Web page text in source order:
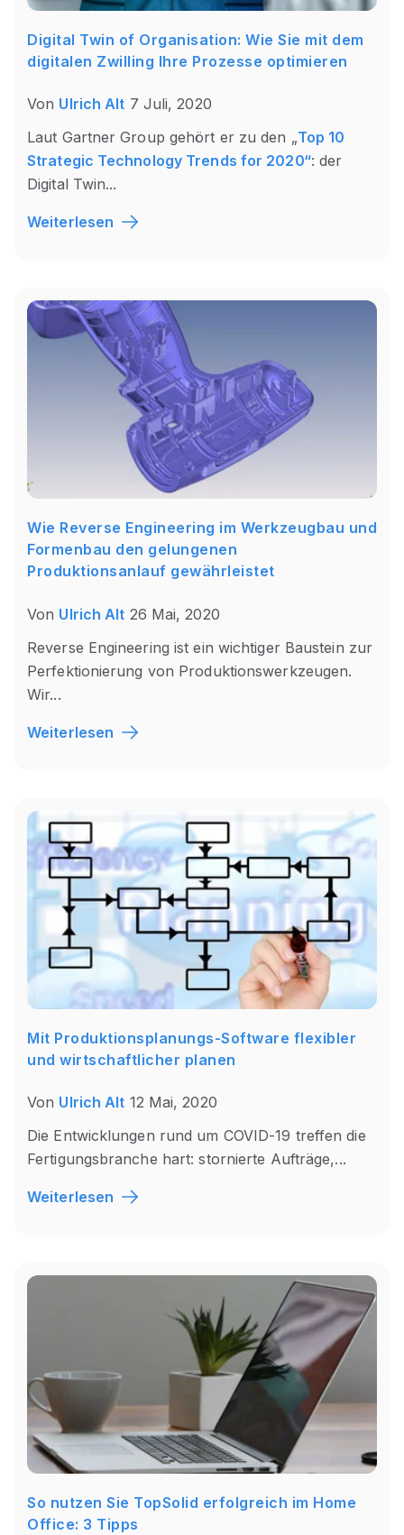
Digital Twin of Organisation: Wie Sie mit dem
digitalen Zwilling Ihre Prozesse optimieren
Von Ulrich Alt 7 Juli, 2020
Laut Gartner Group gehört er zu den „Top 10
Strategic Technology Trends for 2020“: der
Digital Twin...
Weiterlesen
Wie Reverse Engineering im Werkzeugbau und
Formenbau den gelungenen
Produktionsanlauf gewährleistet
Von Ulrich Alt 26 Mai, 2020
Reverse Engineering ist ein wichtiger Baustein zur
Perfektionierung von Produktionswerkzeugen.
Wir...
Weiterlesen
Mit Produktionsplanungs-Software flexibler
und wirtschaftlicher planen
Von Ulrich Alt 12 Mai, 2020
Die Entwicklungen rund um COVID-19 treffen die
Fertigungsbranche hart: stornierte Aufträge,...
Weiterlesen
So nutzen Sie TopSolid erfolgreich im Home
Office: 3 Tipps